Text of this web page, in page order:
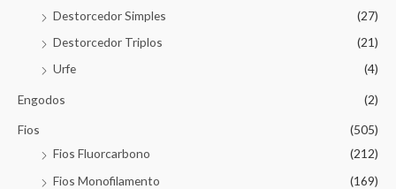
Destorcedor Simples
(27)
Destorcedor Triplos
(21)
Urfe
(4)
Engodos (2)
Fios
(505)
Fios Fluorcarbono
(212)
Fios Monofilamento
(169)